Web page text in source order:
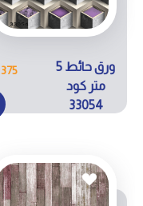
ورق حائط 5
متر كود
33054
375 ج.م